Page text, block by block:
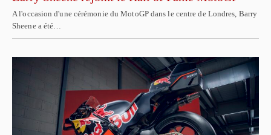
A l'occasion d'une cérémonie du MotoGP dans le centre de Londres, Barry
Sheene a été…